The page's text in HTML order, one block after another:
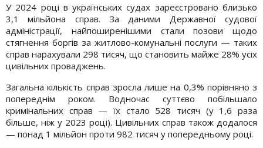
У 2024 році в українських судах зареєстровано близько
3,1 мільйона справ. За даними Державної судової
адміністрації, найпоширенішими стали позови щодо
стягнення боргів за житлово-комунальні послуги — таких
справ нарахували 298 тисяч, що становить майже 28% усіх
цивільних проваджень.
Загальна кількість справ зросла лише на 0,3% порівняно з
попереднім роком. Водночас суттєво побільшало
кримінальних справ — їх стало 528 тисяч (у 1,6 раза
більше, ніж у 2023 році). Цивільних справ також додалося
— понад 1 мільйон проти 982 тисяч у попередньому році.